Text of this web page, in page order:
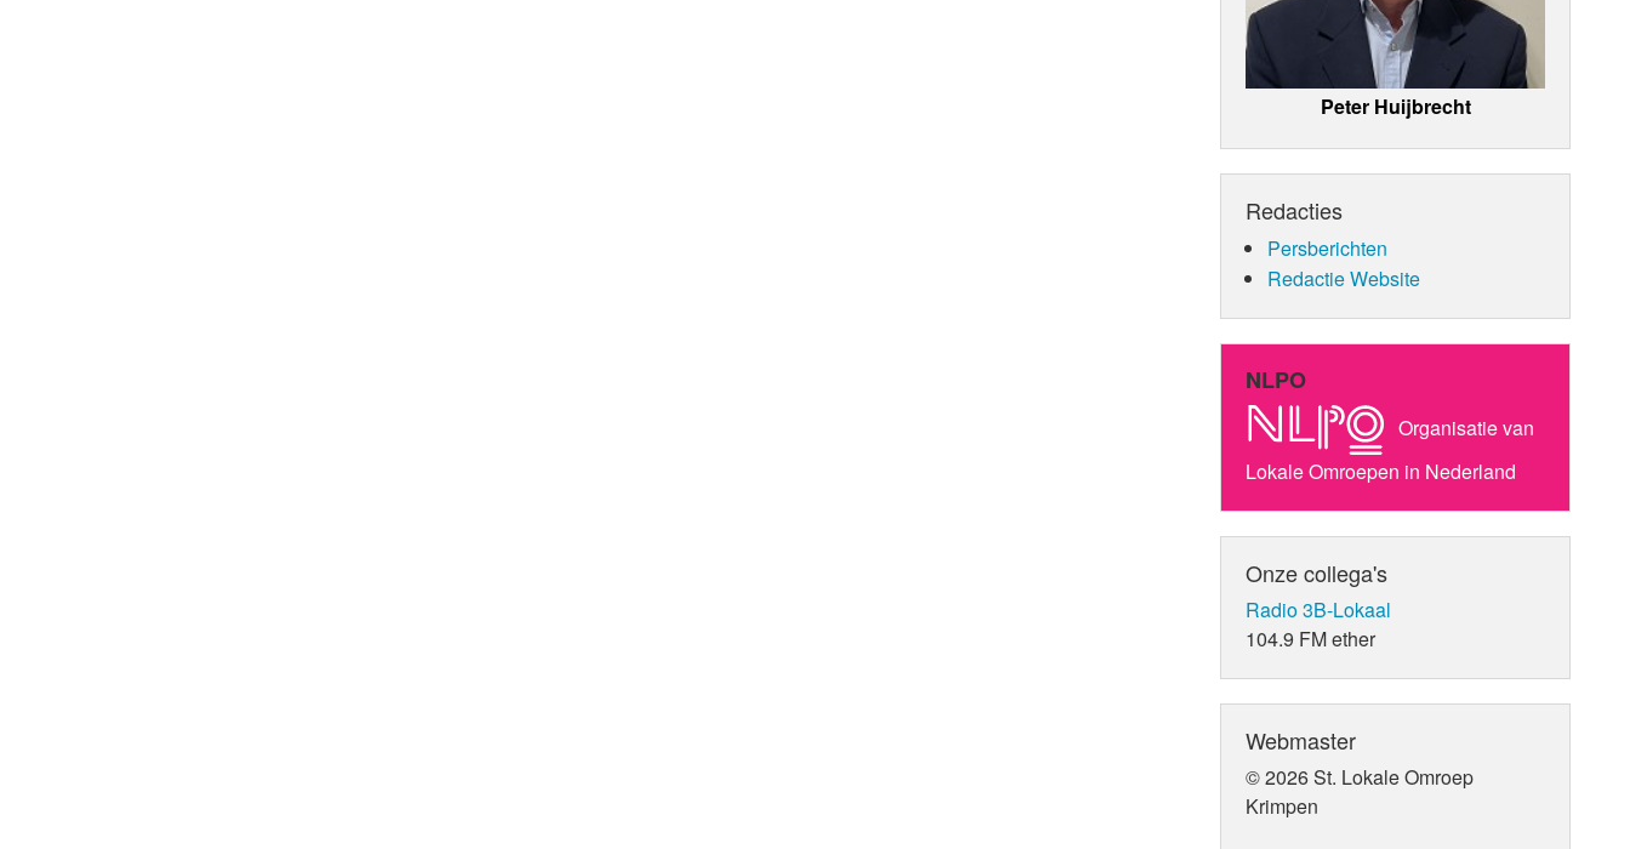
Peter Huijbrecht
Redacties
Persberichten
Redactie Website
NLPO
Organisatie van
Lokale Omroepen in Nederland
Onze collega's
Radio 3B-Lokaal
104.9 FM ether
Webmaster
© 2026 St. Lokale Omroep
Krimpen